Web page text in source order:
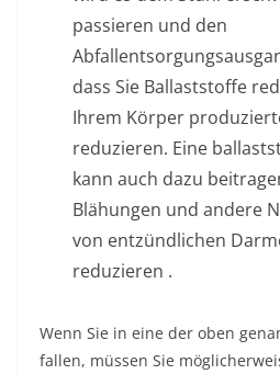
passieren und den
dass Sie Ballaststoffe
Ihrem Körper
reduzieren. Eine
kann auch dazu
Blähungen und andere
von entzündlichen
reduzieren .
Wenn Sie in eine der oben
fallen, müssen Sie